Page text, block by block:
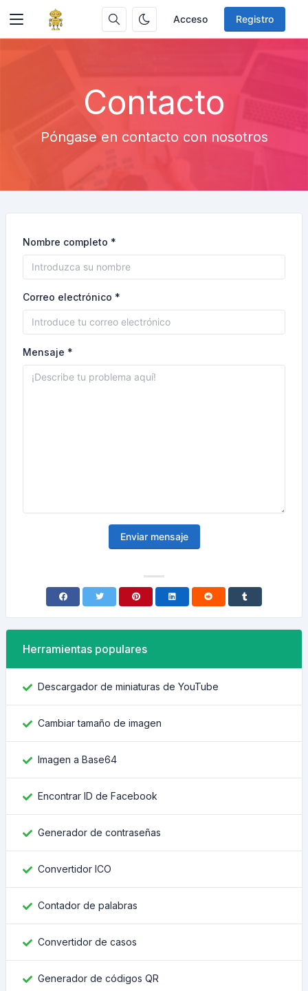
Acceso Registro
Contacto
Póngase en contacto con nosotros
Nombre completo *
Correo electrónico *
Mensaje *
Enviar mensaje
Herramientas populares
Descargador de miniaturas de YouTube
Cambiar tamaño de imagen
Imagen a Base64
Encontrar ID de Facebook
Generador de contraseñas
Convertidor ICO
Contador de palabras
Convertidor de casos
Generador de códigos QR